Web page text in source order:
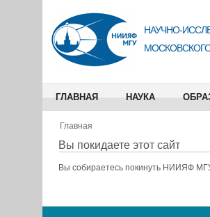
НАУЧНО-
ГЛАВНАЯ НАУКА
Главная
Вы покидаете этот сайт
Вы собираетесь покинуть НИИЯФ